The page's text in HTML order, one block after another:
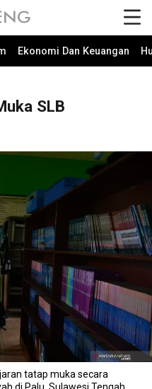
Ekonomi Dan Keuangan
SLB
tatap muka secara